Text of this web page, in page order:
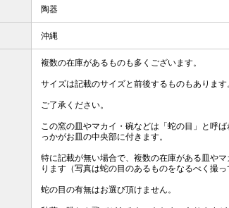
陶器
沖縄
複数の在庫があるものも多くございます。
サイズは記載のサイズと前後するものもあります
ご了承ください。
この窯の皿やマカイ・碗などは「蛇の目」と呼
っかがお皿の中央部に付きます。
特に記載が無い場合で、複数の在庫がある皿や
ります（写真は蛇の目のあるものをなるべく撮っ
蛇の目の有無はお選び頂けません。